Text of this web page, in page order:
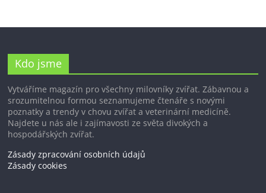
Kdo jsme
Vytváříme magazín pro všechny milovníky zvířat. Zábavnou a
srozumitelnou formou seznamujeme čtenáře s novými
poznatky a trendy v chovu zvířat a veterinární medicíně.
Najdete u nás ale i zajímavosti ze světa divokých a
hospodářských zvířat.
Zásady zpracování osobních údajů
Zásady cookies